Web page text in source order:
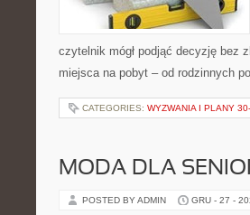
czytelnik mógł podjąć decyzję bez
miejsca na pobyt – od rodzinnych
CATEGORIES: WYZWANIA I PLANY
MODA DLA
POSTED BY ADMIN GRU - 27 -